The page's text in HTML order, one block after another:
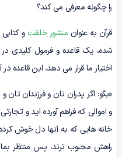
را چگونه معرفی می کند؟
قرآن به عنوان منشور خلقت و
شده، یک قاعده و فرمول کلیدی
اختیار ما قرار می دهد، این قاعده در آیۀ 24 سوره توبه این گونه
«بگو: اگر پدران تان و فرزندان
و اموالی که فراهم آورده اید و
خانه هایی که به آنها دل خوش
راهش محبوب ترند، پس منتظر